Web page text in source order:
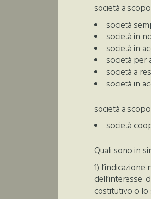
società a
società
società in
società in
società per
società a
società in
società a
società
Quali sono in
1)
dell’interesse
costitutivo o lo